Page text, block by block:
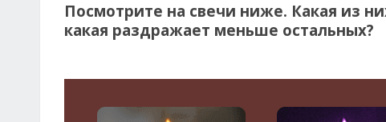
Посмотрите на свечи ниже. Какая из
какая раздражает меньше остальных?